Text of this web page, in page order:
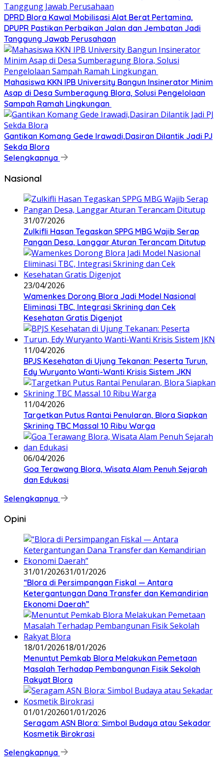
DPRD Blora Kawal Mobilisasi Alat Berat Pertamina,
DPUPR Pastikan Perbaikan Jalan dan Jembatan Jadi
Tanggung Jawab Perusahaan
Mahasiswa KKN IPB University Bangun Insinerator Minim
Asap di Desa Sumberagung Blora, Solusi Pengelolaan
Sampah Ramah Lingkungan ‎
Gantikan Komang Gede Irawadi,Dasiran Dilantik Jadi PJ
Sekda Blora
Selengkapnya
Nasional
31/07/2026
Zulkifli Hasan Tegaskan SPPG MBG Wajib Serap
Pangan Desa, Langgar Aturan Terancam Ditutup
23/04/2026
Wamenkes Dorong Blora Jadi Model Nasional
Eliminasi TBC, Integrasi Skrining dan Cek
Kesehatan Gratis Digenjot
11/04/2026
BPJS Kesehatan di Ujung Tekanan: Peserta Turun,
Edy Wuryanto Wanti-Wanti Krisis Sistem JKN
11/04/2026
‎Targetkan Putus Rantai Penularan, Blora Siapkan
Skrining TBC Massal 10 Ribu Warga
06/04/2026
Goa Terawang Blora, Wisata Alam Penuh Sejarah
dan Edukasi
Selengkapnya
Opini
31/01/202631/01/2026
‎“Blora di Persimpangan Fiskal — Antara
Ketergantungan Dana Transfer dan Kemandirian
Ekonomi Daerah”
18/01/202618/01/2026
‎Menuntut Pemkab Blora Melakukan Pemetaan
Masalah Terhadap Pembangunan Fisik Sekolah
Rakyat Blora
01/01/202601/01/2026
‎Seragam ASN Blora: Simbol Budaya atau Sekadar
Kosmetik Birokrasi
Selengkapnya